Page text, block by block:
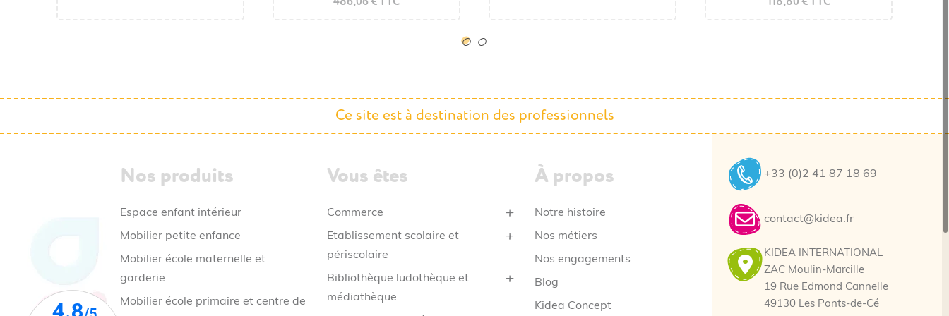
Ce site est à destination des professionnels
Nos produits
Espace enfant intérieur
Mobilier petite enfance
Mobilier école maternelle et
garderie
Mobilier école primaire et centre de
Vous êtes
Commerce
Etablissement scolaire et
périscolaire
Bibliothèque ludothèque et
médiathèque
À propos
Notre histoire
Nos métiers
Nos engagements
Blog
Kidea Concept
+33 (0)2 41 87 18 69
contact@kidea.fr
KIDEA INTERNATIONAL
ZAC Moulin-Marcille
19 Rue Edmond Cannelle
49130 Les Ponts-de-Cé